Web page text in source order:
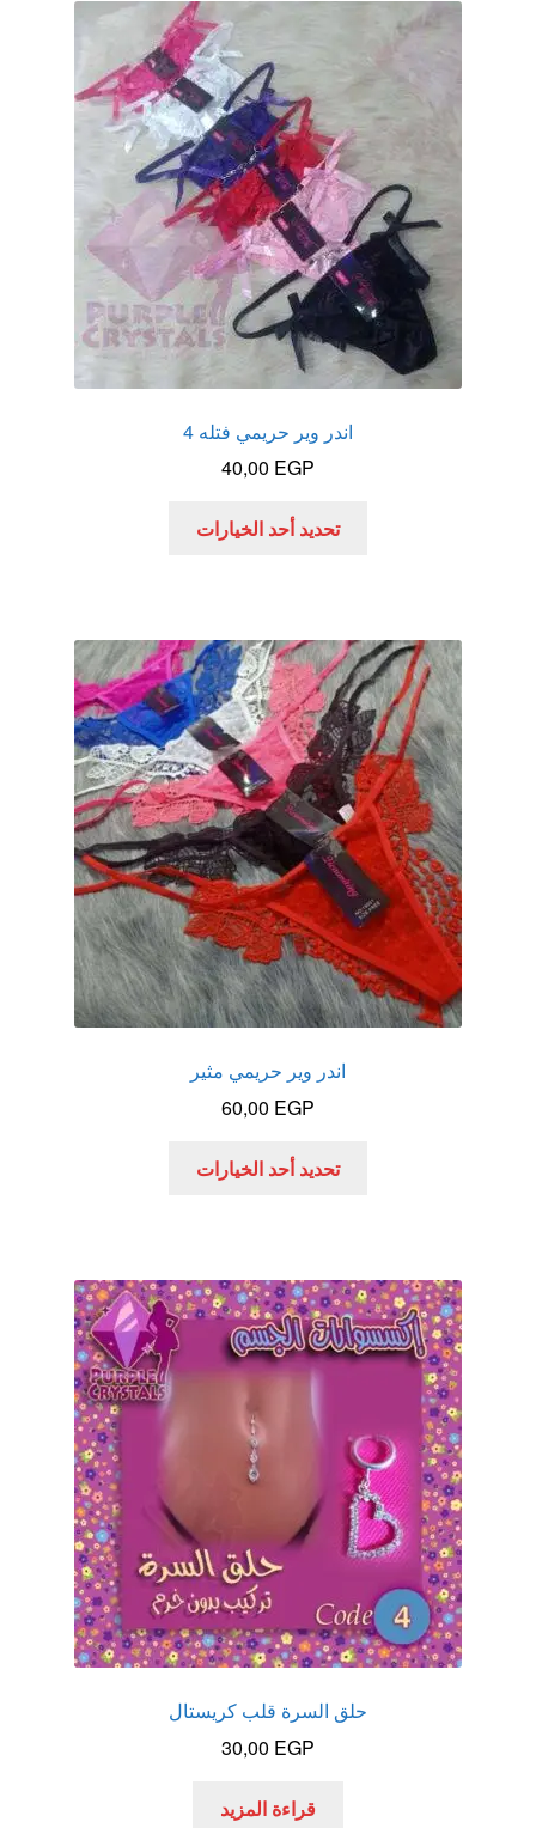
لهذا
المنتج.
يمكن
اختيار
الخيارات
على
صفحة
المنتج
اندر وير حريمي فتله 4
40,00 EGP
تحديد أحد الخيارات
المختلفة
لهذا
المنتج.
يمكن
اختيار
الخيارات
على
صفحة
المنتج
اندر وير حريمي مثير
60,00 EGP
تحديد أحد الخيارات
المختلفة
لهذا
المنتج.
يمكن
اختيار
الخيارات
على
المنتج
حلق السرة قلب كريستال
30,00 EGP
قراءة المزيد